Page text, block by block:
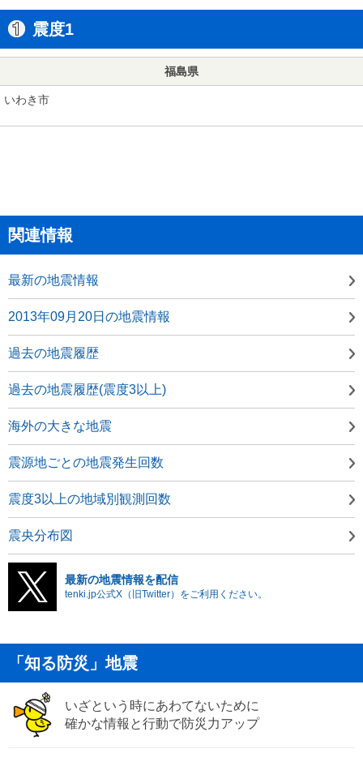
震度1
福島県
いわき市
関連情報
最新の地震情報
2013年09月20日の地震情報
過去の地震履歴
過去の地震履歴(震度3以上)
海外の大きな地震
震源地ごとの地震発生回数
震度3以上の地域別観測回数
震央分布図
最新の地震情報を配信
tenki.jp公式X（旧Twitter）をご利用ください。
「知る防災」地震
いざという時にあわてないために
確かな情報と行動で防災力アップ